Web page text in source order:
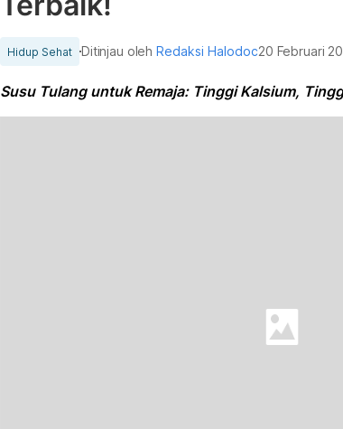
Hidup Sehat Ditinjau olehRedaksi Halodoc20 Februari
Susu Tulang untuk Remaja: Tinggi Kalsium,